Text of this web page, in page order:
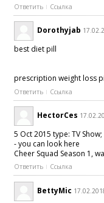
Ответить Ссылка
Dorothyjab
best diet pill
prescription weight loss
Ответить Ссылка
HectorCes
5 Oct 2015 type: TV
- you can look here
Cheer Squad Season 1,
Ответить Ссылка
BettyMic